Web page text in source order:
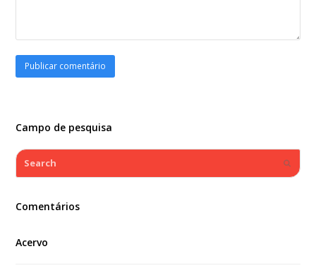
Campo de pesquisa
Search
Comentários
Acervo